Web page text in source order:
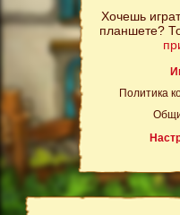
Хочешь
планшете?
Политика